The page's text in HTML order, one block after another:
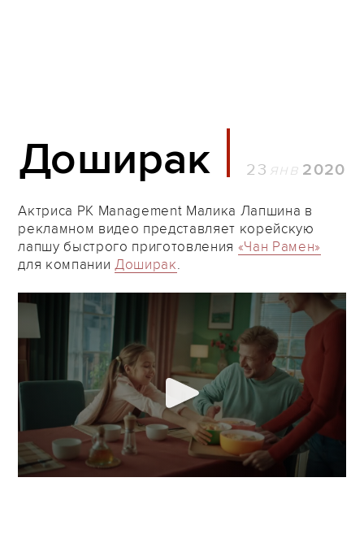
Доширак 23 2020
Актриса PK Management Малика Лапшина в
рекламном видео представляет корейскую
лапшу быстрого приготовления «Чан Рамен»
для компанииДоширак.